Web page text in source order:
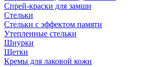
Спрей-краски для замши
Стельки
Стельки с эффектом памяти
Утепленные стельки
Шнурки
Щетки
Кремы для лаковой кожи